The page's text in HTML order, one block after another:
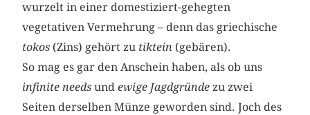
wurzelt in einer domestiziert-gehegten
vegetativen Vermehrung – denn das griechische
tokos (Zins) gehört zu tiktein (gebären).
So mag es gar den Anschein haben, als ob uns
infinite needs undewige Jagdgründe zu zwei
Seiten derselben Münze geworden sind. Joch des